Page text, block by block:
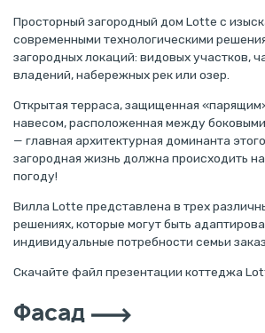
Просторный загородный дом Lotte с
современными технологическими
загородных локаций: видовых участков,
владений, набережных рек или озер.
Открытая терраса, защищенная
навесом, расположенная между
— главная архитектурная доминанта
загородная жизнь должна происходить
погоду!
Вилла Lotte представлена в трех
решениях, которые могут быть
индивидуальные потребности семьи
Скачайте файл презентации коттеджа
Фасад